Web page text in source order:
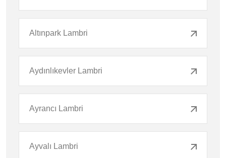
Altınpark Lambri
Aydınlıkevler Lambri
Ayrancı Lambri
Ayvalı Lambri